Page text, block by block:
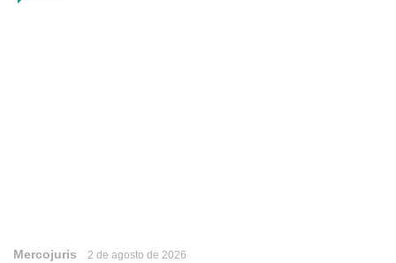
Mercojuris 2 de agosto de 2026